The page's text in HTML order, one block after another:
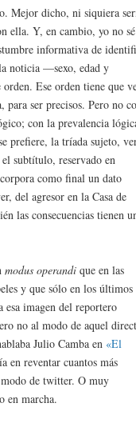
Mejor dicho, ni siquiera
ella. Y, en cambio, yo no
informativa de
noticia —sexo, edad y
Ese orden tiene que
ser precisos. Pero no
con la prevalencia
prefiere, la tríada sujeto,
subtítulo, reservado en
como final un dato
del agresor en la Casa de
las consecuencias tienen
modus operandi que en las
y que sólo en los últimos
esa imagen del reportero
no al modo de aquel
Julio Camba en «El
en reventar cuantos más
de twitter. O muy
en marcha.